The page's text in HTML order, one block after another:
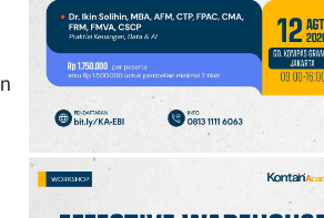
9 Agustus 2026, Minyak
Goreng 2 Liter Mulai
Rp41.500